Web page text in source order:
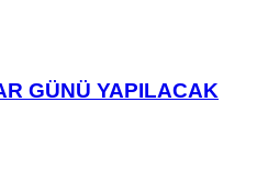
GÜNÜ YAPILACAK